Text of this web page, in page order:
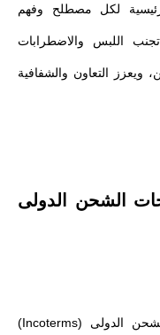
لكل مصطلح وفهم
اللبس والاضطرابات
ويعزز التعاون والشفافية
الشحن الدولى
على مر السنوات، شهدت مصطلحات الشحن الدولى (Incoterms)